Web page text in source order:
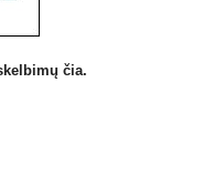
čia.